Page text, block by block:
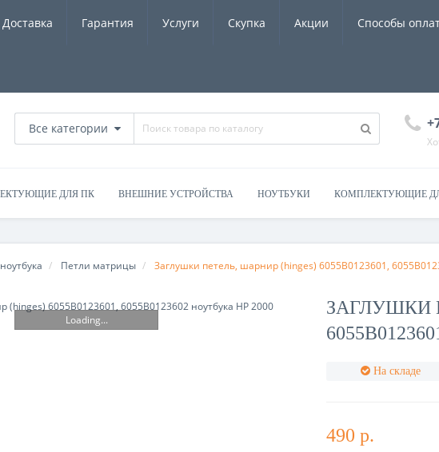
Доставка Гарантия Услуги Скупка Акции Способы
Все категории
ДЛЯ ПК ВНЕШНИЕ УСТРОЙСТВА НОУТБУКИ КОМПЛЕКТУЮЩИЕ
Петли матрицы Заглушки петель, шарнир (hinges) 6055B0123601,
Loading...
ЗАГЛУШКИ
На складе
490 р.